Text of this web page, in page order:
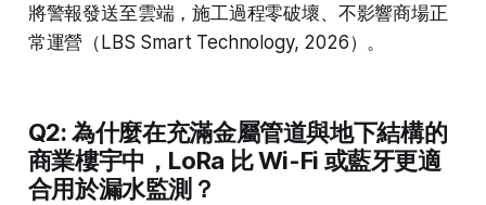
將警報發送至雲端，施工過程零破壞、不影響商場正
常運營（LBS Smart Technology, 2026）。
Q2: 為什麼在充滿金屬管道與地下結構的
商業樓宇中，LoRa 比 Wi-Fi 或藍牙更適
合用於漏水監測？